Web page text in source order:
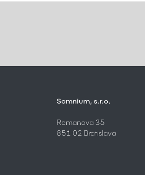
Somnium, s.r.o.
Romanova 35
851 02 Bratislava